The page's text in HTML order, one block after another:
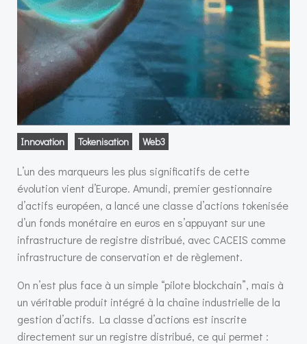
Innovation Tokenisation Web3
L’un des marqueurs les plus significatifs de cette
évolution vient d’Europe. Amundi, premier gestionnaire
d’actifs européen, a lancé une classe d’actions tokenisée
d’un fonds monétaire en euros en s’appuyant sur une
infrastructure de registre distribué, avec CACEIS comme
infrastructure de conservation et de règlement.
On n’est plus face à un simple “pilote blockchain”, mais à
un véritable produit intégré à la chaîne industrielle de la
gestion d’actifs. La classe d’actions est inscrite
directement sur un registre distribué, ce qui permet :